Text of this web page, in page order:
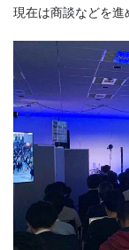
現在は商談などを進